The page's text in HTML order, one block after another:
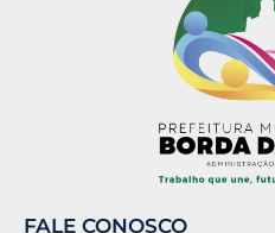
FALE CONOSCO